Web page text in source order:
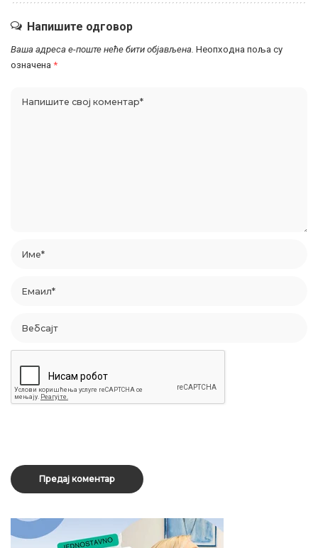
Напишите одговор
Ваша адреса е-поште неће бити објављена. Неопходна поља су
означена *